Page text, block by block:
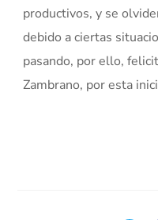
productivos, y se
debido a ciertas
pasando, por ello,
Zambrano, por esta